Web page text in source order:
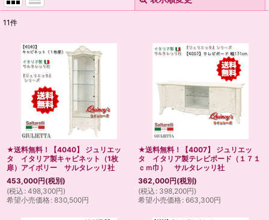
並び順:
11件
★送料無料！【4040】 ジュリエッ
タ イタリア製キャビネット（1枚
扉）アイボリー サルタレッリ社
453,000円(税別)
(税込 : 498,300円)
希望小売価格: 830,500円
★送料無料！【4007】 ジュリエッ
タ イタリア製テレビボード（１７１
ｃｍ巾） サルタレッリ社
362,000円(税別)
(税込 : 398,200円)
希望小売価格: 663,300円